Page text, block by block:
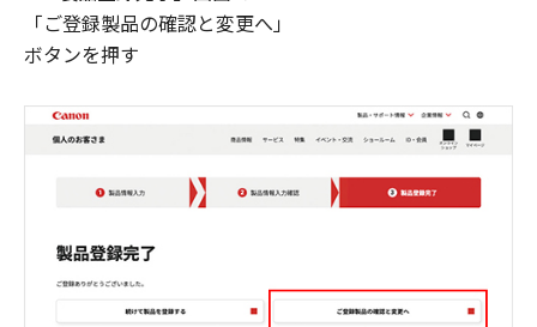
「ご登録製品の確認と変更へ」
ボタンを押す